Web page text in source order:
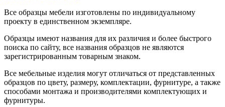
Все образцы мебели изготовлены по индивидуальному
проекту в единственном экземпляре.
Образцы имеют названия для их различия и более быстрого
поиска по сайту, все названия образцов не являются
зарегистрированным товарным знаком.
Все мебельные изделия могут отличаться от представленных
образцов по цвету, размеру, комплектации, фурнитуре, а также
способами монтажа и производителями комплектующих и
фурнитуры.